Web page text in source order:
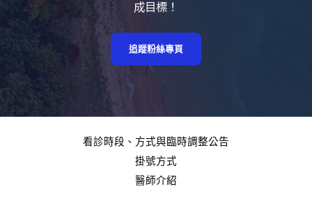
成目標！
追蹤粉絲專頁
看診時段、方式與臨時調整公告
掛號方式
醫師介紹